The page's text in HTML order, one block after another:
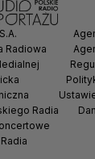
Radiowa
Radia